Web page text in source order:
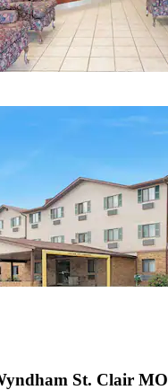
St. Clair MO